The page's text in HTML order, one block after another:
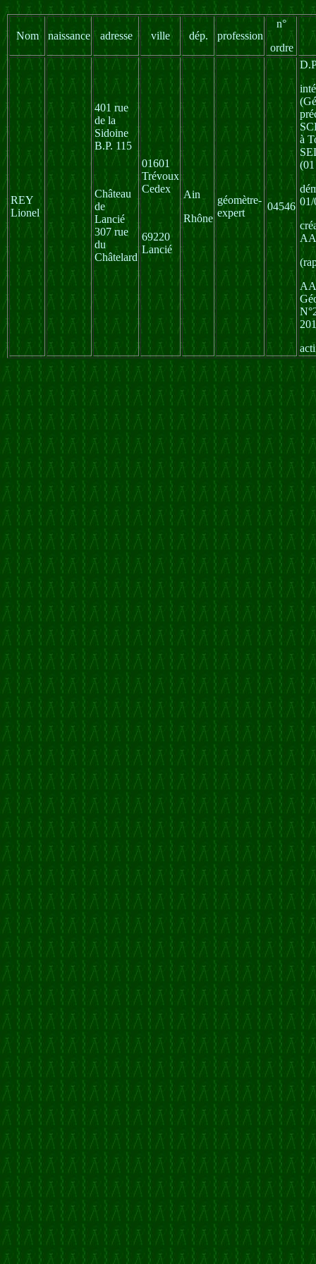
Nom naissance adresse ville dép. profession
n°
ordre
REY
Lionel
401 rue
de la
Sidoine
B.P. 115
Château
de
Lancié
307 rue
du
Châtelard
01601
Trévoux
Cedex
69220
Lancié
Ain
Rhône
géomètre-
expert
04546
à
01/